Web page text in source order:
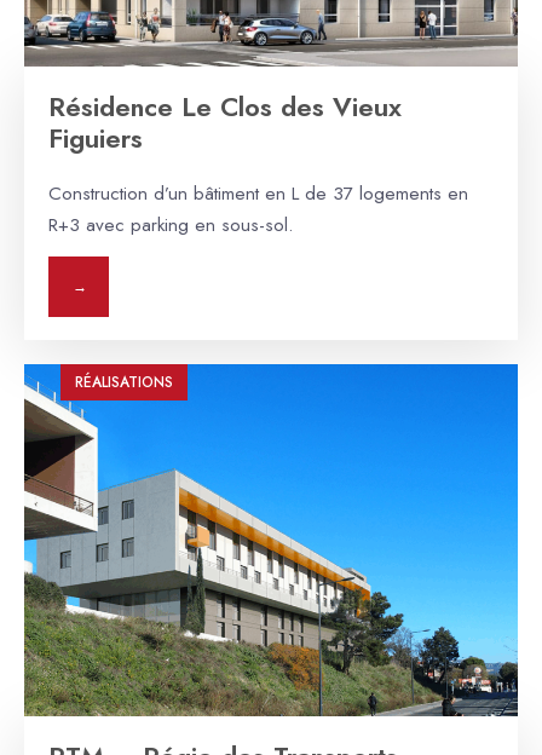
Résidence Le Clos des Vieux
Figuiers
Construction d’un bâtiment en L de 37 logements en
R+3 avec parking en sous-sol.
→
RÉALISATIONS